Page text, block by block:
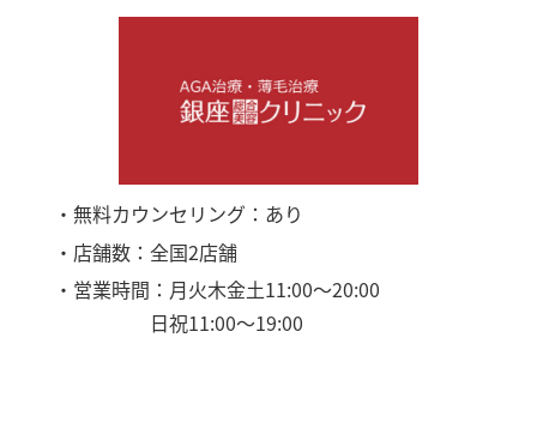
・無料カウンセリング：あり
・店舗数：全国2店舗
・営業時間：月火木金土11:00〜20:00
日祝11:00〜19:00